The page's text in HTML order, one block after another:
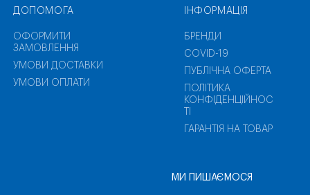
ДОПОМОГА
ОФОРМИТИ
ЗАМОВЛЕННЯ
УМОВИ ДОСТАВКИ
УМОВИ ОПЛАТИ
ІНФОРМАЦІЯ
БРЕНДИ
COVID-19
ПУБЛІЧНА ОФЕРТА
ПОЛІТИКА
КОНФІДЕНЦІЙНОС
ГАРАНТІЯ НА ТОВАР
МИ ПИШАЄМОСЯ